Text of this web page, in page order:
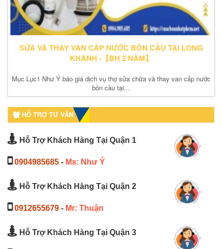
SỬA VÀ THAY VAN CẤP NƯỚC BỒN CẦU TẠI LONG
KHÁNH -【BH 2 NĂM】
Mục Lục1 Như Ý báo giá dịch vụ thợ sửa chữa và thay van cấp nước
bồn cầu tại...
HỖ TRỢ TƯ VẤN
Hỗ Trợ Khách Hàng Tại Quận 1
0904985685 - Ms: Như Ý
Hỗ Trợ Khách Hàng Tại Quận 2
0912655679 - Mr: Thuận
Hỗ Trợ Khách Hàng Tại Quận 3